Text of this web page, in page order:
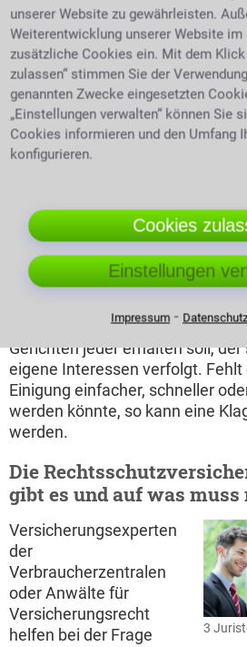
Mandant blickt sorgenvoll
Vollstreckungen hinter sich? Dies
Anfrage beim Insolvenzgericht in
man nun seine offenen
Hoffnung einen Teil
Kostenfaktor
Sind die
der Streitwert, so hat man
Prozessvoraussetzung gilt, dass
Gerichten jeder erhalten soll,
eigene Interessen verfolgt. Fehlt
Einigung einfacher, schneller
werden könnte, so kann eine
werden.
Die
gibt es und auf was muss
3
Versicherungsexperten
der
Verbraucherzentralen
oder Anwälte für
Versicherungsrecht
helfen bei der Frage
unserer Website zu gewährleisten.
Weiterentwicklung unserer Website im
zusätzliche Cookies ein. Mit dem
zulassen“ stimmen Sie der
genannten Zwecke eingesetzten
„Einstellungen verwalten“ können Sie
Cookies informieren und den Umfang
konfigurieren.
Cookies
Einstellungen
Impressum⁃